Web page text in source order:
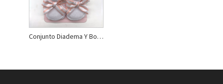
Conjunto Diadema Y Botitas De Algodón Orgánico